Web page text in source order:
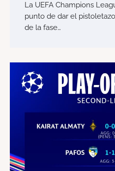
La UEFA Champions
punto de dar el
de la fase…